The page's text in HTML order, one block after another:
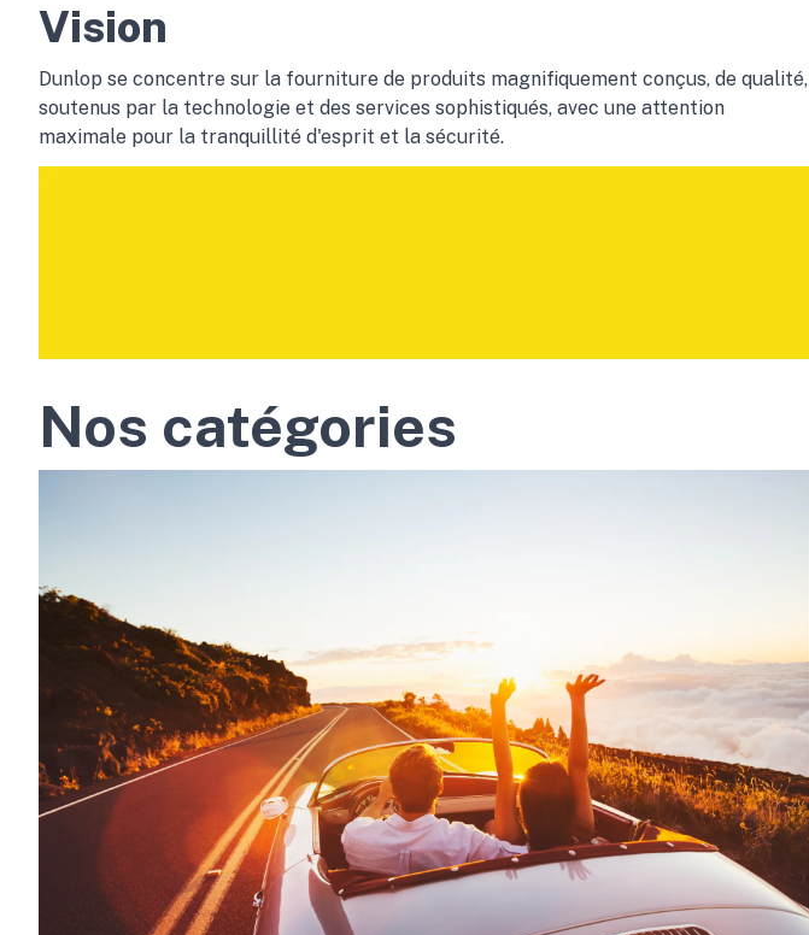
Vision
Dunlop se concentre sur la fourniture de produits magnifiquement conçus, de qualité,
soutenus par la technologie et des services sophistiqués, avec une attention
maximale pour la tranquillité d'esprit et la sécurité.
Nos catégories